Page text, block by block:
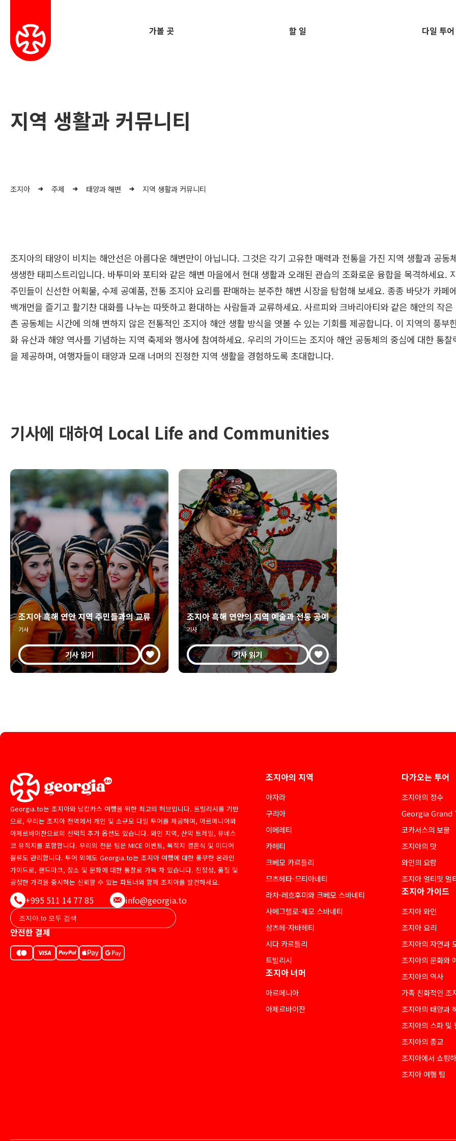
가볼 곳 할 일 다일 투어
지역 생활과 커뮤니티
조지아 주제 태양과 해변 지역 생활과 커뮤니티
조지아의 태양이 비치는 해안선은 아름다운 해변만이 아닙니다. 그것은 각기 고유한 매력과 전통을 가진 지역 생활과 공동
생생한 태피스트리입니다. 바투미와 포티와 같은 해변 마을에서 현대 생활과 오래된 관습의 조화로운 융합을 목격하세요.
주민들이 신선한 어획물, 수제 공예품, 전통 조지아 요리를 판매하는 분주한 해변 시장을 탐험해 보세요. 종종 바닷가 카페
백개먼을 즐기고 활기찬 대화를 나누는 따뜻하고 환대하는 사람들과 교류하세요. 사르피와 크바리아티와 같은 해안의 작은
촌 공동체는 시간에 의해 변하지 않은 전통적인 조지아 해안 생활 방식을 엿볼 수 있는 기회를 제공합니다. 이 지역의 풍부
화 유산과 해양 역사를 기념하는 지역 축제와 행사에 참여하세요. 우리의 가이드는 조지아 해안 공동체의 중심에 대한 통찰
을 제공하며, 여행자들이 태양과 모래 너머의 진정한 지역 생활을 경험하도록 초대합니다.
기사에 대하여 Local Life and Communities
조지아 흑해 연안 지역 주민들과의 교류
기사
기사 읽기
조지아 흑해 연안의 지역 예술과 전통 공예
기사
기사 읽기
Georgia.to는 조지아와 남캅카스 여행을 위한 최고의 허브입니다. 트빌리시를 기반
으로, 우리는 조지아 전역에서 개인 및 소규모 다일 투어를 제공하며, 아르메니아와
아제르바이잔으로의 선택적 추가 옵션도 있습니다. 와인 지역, 산악 트레일, 유네스
코 유적지를 포함합니다. 우리의 전문 팀은 MICE 이벤트, 목적지 결혼식 및 미디어
물류도 관리합니다. 투어 외에도 Georgia.to는 조지아 여행에 대한 풍부한 온라인
가이드로, 랜드마크, 장소 및 문화에 대한 통찰로 가득 차 있습니다. 진정성, 품질 및
공정한 가격을 중시하는 신뢰할 수 있는 파트너와 함께 조지아를 발견하세요.
+995 511 14 77 85 info@georgia.to
안전한 결제
조지아의 지역
아자라
구리아
이메레티
카헤티
크베모 카르틀리
므츠헤타-므티아네티
라차-레흐후미와 크베모 스바네티
사메그렐로-제모 스바네티
삼츠헤-자바헤티
시다 카르틀리
트빌리시
조지아 너머
아르메니아
아제르바이잔
다가오는 투어
조지아의 정수
Georgia Grand
코카서스의 보물
조지아의 맛
와인의 요람
조지아 얼티밋 멀
조지아 가이드
조지아 와인
조지아 요리
조지아의 자연과
조지아의 문화와
조지아의 역사
가족 친화적인 조
조지아의 태양과
조지아의 스파 및
조지아의 종교
조지아에서 쇼핑
조지아 여행 팁